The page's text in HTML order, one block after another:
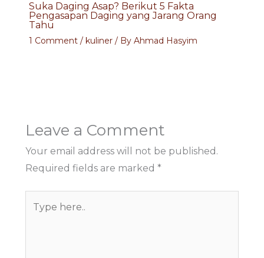
Suka Daging Asap? Berikut 5 Fakta
Pengasapan Daging yang Jarang Orang
Tahu
1 Comment / kuliner/ By Ahmad Hasyim
Leave a Comment
Your email address will not be published.
Required fields are marked *
here..